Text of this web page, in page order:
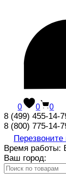
0 0 0
8 (499) 455-14-
8 (800) 775-14-
Время работы:
Ваш город: